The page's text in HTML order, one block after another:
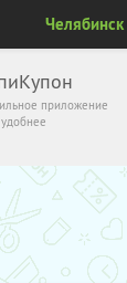
приложение
Челябинск